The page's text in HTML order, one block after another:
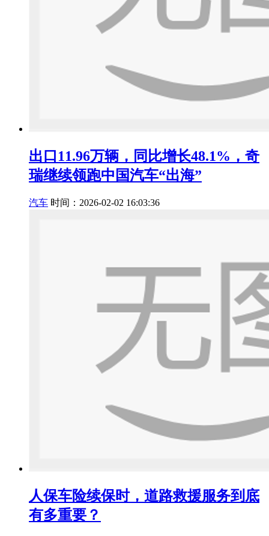
出口11.96万辆，同比增长48.1%，奇
瑞继续领跑中国汽车“出海”
汽车 时间：2026-02-02 16:03:36
人保车险续保时，道路救援服务到底
有多重要？